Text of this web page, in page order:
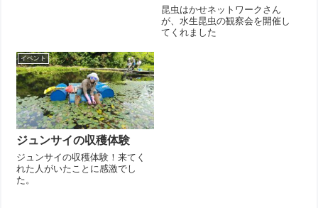
昆虫はかせネットワークさん
が、水生昆虫の観察会を開催し
てくれました
イベント
ジュンサイの収穫体験
ジュンサイの収穫体験！来てく
れた人がいたことに感激でし
た。